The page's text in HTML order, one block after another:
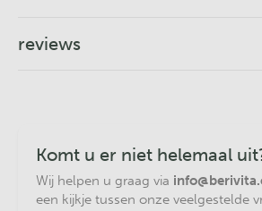
Komt u er niet helemaal
Wij helpen u graag via
een kijkje tussen onze veelgestelde
Krappa Olie Pipetfles
Koudgeperst, puur en ongeraffineerd.
Olie wordt toegepast als algemene
reviews